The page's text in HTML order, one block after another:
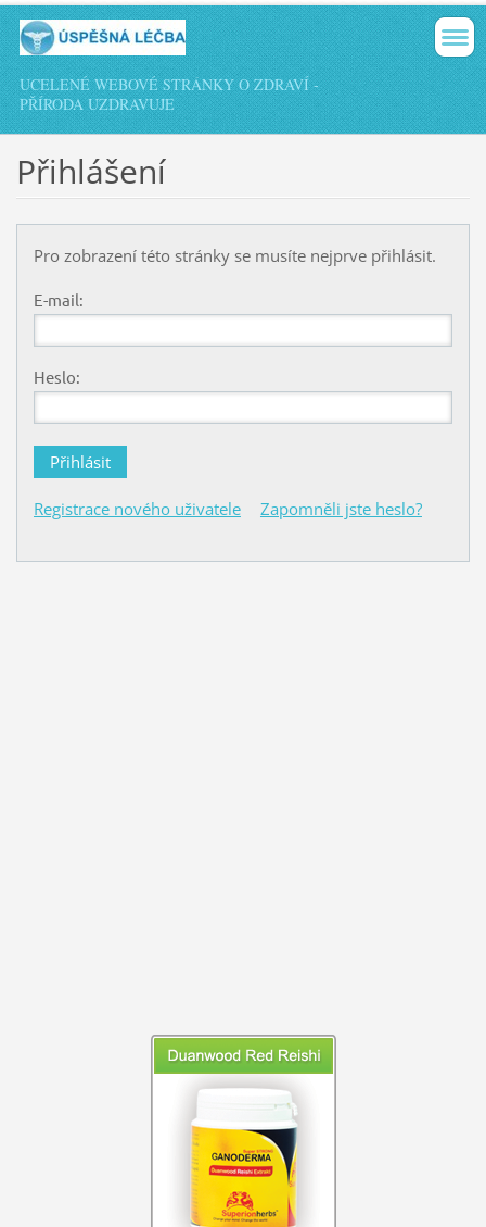
UCELENÉ WEBOVÉ STRÁNKY O ZDRAVÍ -
PŘÍRODA UZDRAVUJE
Přihlášení
Pro zobrazení této stránky se musíte nejprve přihlásit.
E-mail:
Heslo:
Registrace nového uživatele Zapomněli jste heslo?